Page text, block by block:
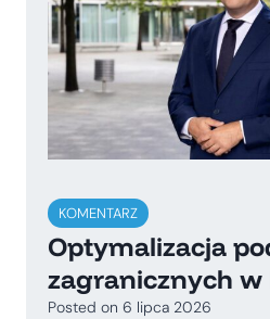
KOMENTARZ
Optymalizacja
zagranicznych w
Posted on 6 lipca 2026